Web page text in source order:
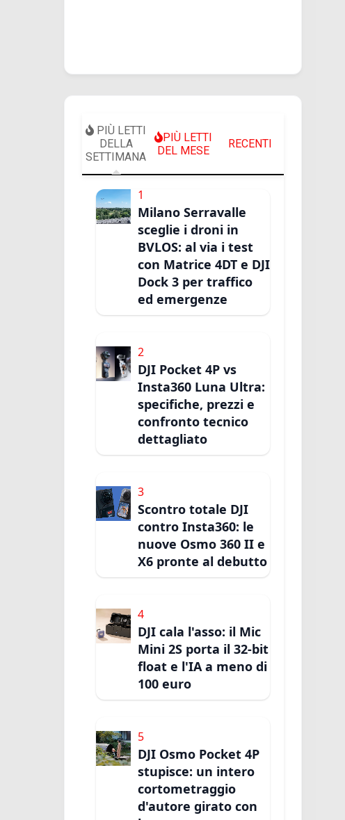
PIÙ LETTI
DELLA
SETTIMANA
PIÙ LETTI
DEL MESE
RECENTI
1
Milano Serravalle
sceglie i droni in
BVLOS: al via i test
con Matrice 4DT e DJI
Dock 3 per traffico
ed emergenze
2
DJI Pocket 4P vs
Insta360 Luna Ultra:
specifiche, prezzi e
confronto tecnico
dettagliato
3
Scontro totale DJI
contro Insta360: le
nuove Osmo 360 II e
X6 pronte al debutto
4
DJI cala l'asso: il Mic
Mini 2S porta il 32-bit
float e l'IA a meno di
100 euro
5
DJI Osmo Pocket 4P
stupisce: un intero
cortometraggio
d'autore girato con